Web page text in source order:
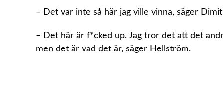
– Det var inte så här jag ville vinna, säger
– Det här är f*cked up. Jag tror det att det
men det är vad det är, säger Hellström.